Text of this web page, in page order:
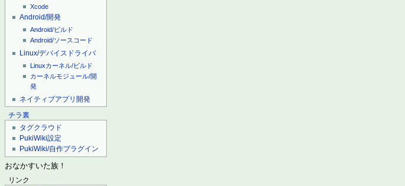
Xcode
Android/開発
Android/ビルド
Android/ソースコード
Linux/デバイスドライバ
Linuxカーネル/ビルド
カーネルモジュール/開
発
ネイティブアプリ開発
チラ裏
タグクラウド
PukiWiki設定
PukiWiki/自作プラグイン
おなかすいた族！
リンク